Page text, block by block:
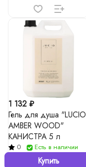
1 132 ₽
Гель для душа "LUCIO
AMBER WOOD"
КАНИСТРА 5 л
0 Есть в наличии
Купить